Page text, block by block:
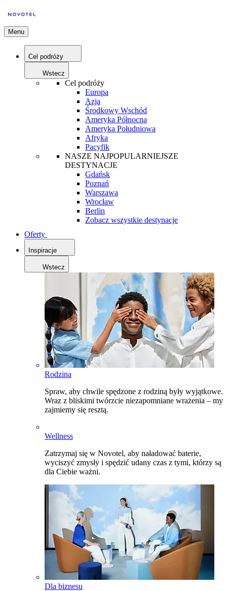
Menu
Cel podróży
Wstecz
Cel podróży
Europa
Azja
Środkowy Wschód
Ameryka Północna
Ameryka Południowa
Afryka
Pacyfik
NASZE NAJPOPULARNIEJSZE
DESTYNACJE
Gdańsk
Poznań
Warszawa
Wrocław
Berlin
Zobacz wszystkie destynacje
Oferty
Inspiracje
Wstecz
Rodzina
Spraw, aby chwile spędzone z rodziną były wyjątkowe.
Wraz z bliskimi twórzcie niezapomniane wrażenia – my
zajmiemy się resztą.
Wellness
Zatrzymaj się w Novotel, aby naładować baterie,
wyciszyć zmysły i spędzić udany czas z tymi, którzy są
dla Ciebie ważni.
Dla biznesu